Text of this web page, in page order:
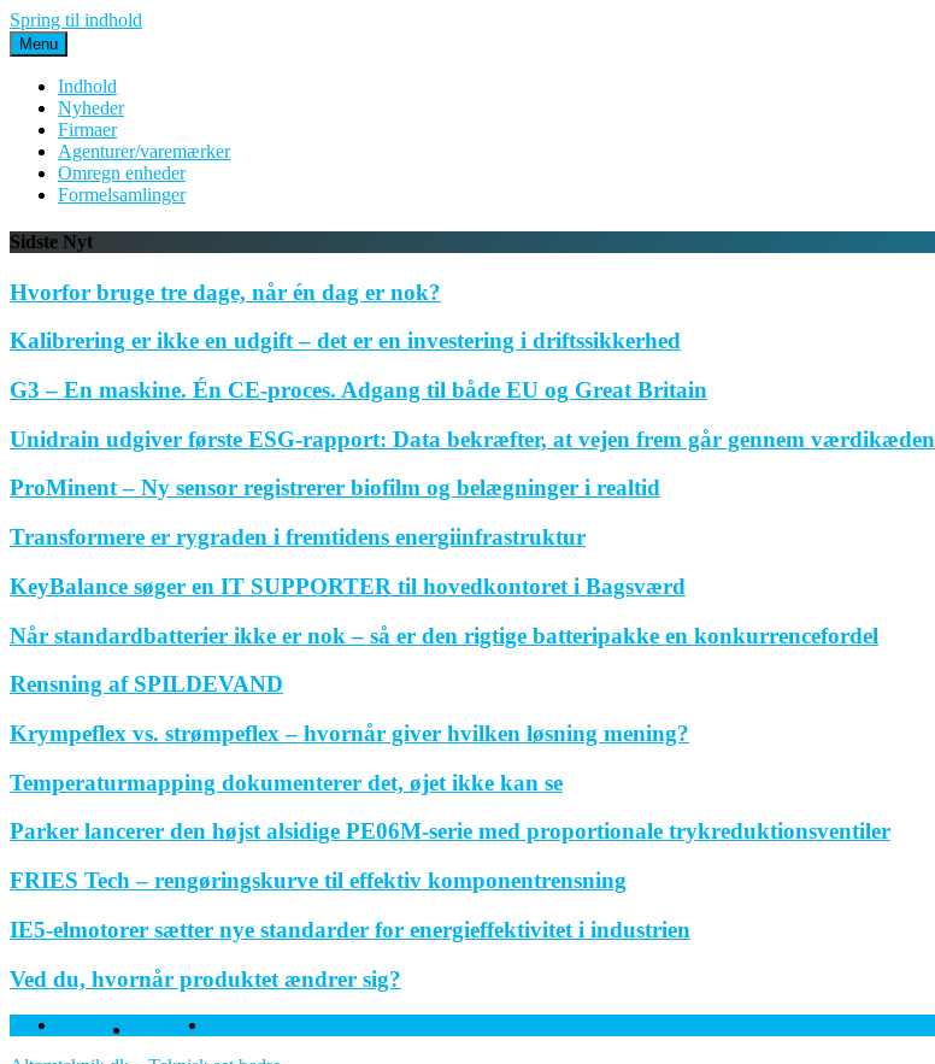
Spring til indhold
Menu
Indhold
Nyheder
Firmaer
Agenturer/varemærker
Omregn enheder
Formelsamlinger
Sidste Nyt
Hvorfor bruge tre dage, når én dag er nok?
Kalibrering er ikke en udgift – det er en investering i driftssikkerhed
G3 – En maskine. Én CE-proces. Adgang til både EU og Great Britain
Unidrain udgiver første ESG-rapport: Data bekræfter, at vejen frem går gennem værdikæden
ProMinent – Ny sensor registrerer biofilm og belægninger i realtid
Transformere er rygraden i fremtidens energiinfrastruktur
KeyBalance søger en IT SUPPORTER til hovedkontoret i Bagsværd
Når standardbatterier ikke er nok – så er den rigtige batteripakke en konkurrencefordel
Rensning af SPILDEVAND
Krympeflex vs. strømpeflex – hvornår giver hvilken løsning mening?
Temperaturmapping dokumenterer det, øjet ikke kan se
Parker lancerer den højst alsidige PE06M-serie med proportionale trykreduktionsventiler
FRIES Tech – rengøringskurve til effektiv komponentrensning
IE5-elmotorer sætter nye standarder for energieffektivitet i industrien
Ved du, hvornår produktet ændrer sig?
Facebook Twitter